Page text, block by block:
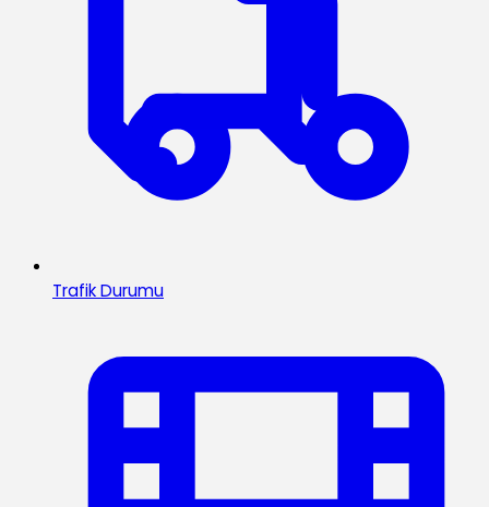
Trafik Durumu